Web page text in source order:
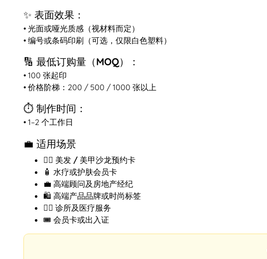
✨ 表面效果：
• 光面或哑光质感（视材料而定）
• 编号或条码印刷（可选，仅限白色塑料）
🔢 最低订购量（MOQ）：
• 100 张起印
• 价格阶梯：200 / 500 / 1000 张以上
⏱️ 制作时间：
• 1–2 个工作日
💼 适用场景
💇‍♀️ 美发 / 美甲沙龙预约卡
🧴 水疗或护肤会员卡
💼 高端顾问及房地产经纪
🛍️ 高端产品品牌或时尚标签
🧑‍⚕️ 诊所及医疗服务
🎟️ 会员卡或出入证